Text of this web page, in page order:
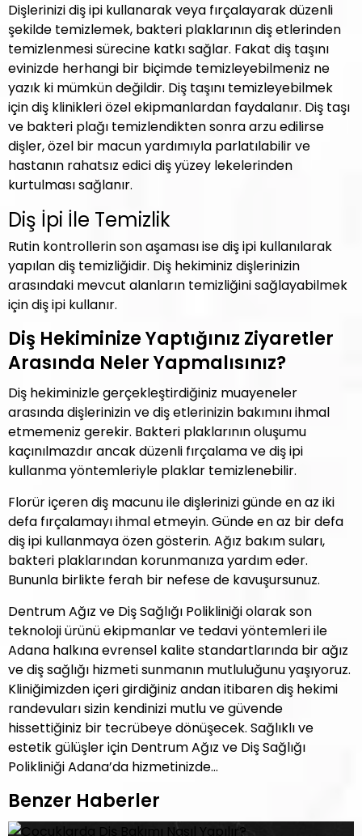
Dişlerinizi diş ipi kullanarak veya fırçalayarak düzenli
şekilde temizlemek, bakteri plaklarının diş etlerinden
temizlenmesi sürecine katkı sağlar. Fakat diş taşını
evinizde herhangi bir biçimde temizleyebilmeniz ne
yazık ki mümkün değildir. Diş taşını temizleyebilmek
için diş klinikleri özel ekipmanlardan faydalanır. Diş taşı
ve bakteri plağı temizlendikten sonra arzu edilirse
dişler, özel bir macun yardımıyla parlatılabilir ve
hastanın rahatsız edici diş yüzey lekelerinden
kurtulması sağlanır.
Diş İpi İle Temizlik
Rutin kontrollerin son aşaması ise diş ipi kullanılarak
yapılan diş temizliğidir. Diş hekiminiz dişlerinizin
arasındaki mevcut alanların temizliğini sağlayabilmek
için diş ipi kullanır.
Diş Hekiminize Yaptığınız Ziyaretler
Arasında Neler Yapmalısınız?
Diş hekiminizle gerçekleştirdiğiniz muayeneler
arasında dişlerinizin ve diş etlerinizin bakımını ihmal
etmemeniz gerekir. Bakteri plaklarının oluşumu
kaçınılmazdır ancak düzenli fırçalama ve diş ipi
kullanma yöntemleriyle plaklar temizlenebilir.
Florür içeren diş macunu ile dişlerinizi günde en az iki
defa fırçalamayı ihmal etmeyin. Günde en az bir defa
diş ipi kullanmaya özen gösterin. Ağız bakım suları,
bakteri plaklarından korunmanıza yardım eder.
Bununla birlikte ferah bir nefese de kavuşursunuz.
Dentrum Ağız ve Diş Sağlığı Polikliniği olarak son
teknoloji ürünü ekipmanlar ve tedavi yöntemleri ile
Adana halkına evrensel kalite standartlarında bir ağız
ve diş sağlığı hizmeti sunmanın mutluluğunu yaşıyoruz.
Kliniğimizden içeri girdiğiniz andan itibaren diş hekimi
randevuları sizin kendinizi mutlu ve güvende
hissettiğiniz bir tecrübeye dönüşecek. Sağlıklı ve
estetik gülüşler için Dentrum Ağız ve Diş Sağlığı
Polikliniği Adana’da hizmetinizde…
Benzer Haberler